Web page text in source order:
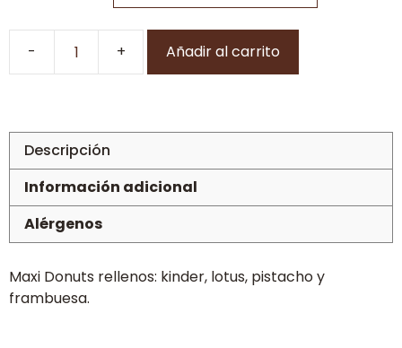
MaxiAñadir al carrito
Descripción
Información adicional
Alérgenos
Maxi Donuts rellenos: kinder, lotus, pistacho y
frambuesa.